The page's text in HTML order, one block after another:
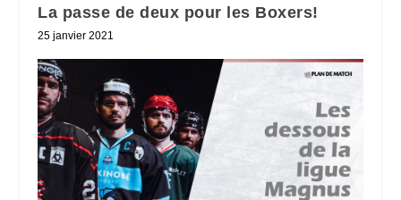
La passe de deux pour les Boxers!
25 janvier 2021